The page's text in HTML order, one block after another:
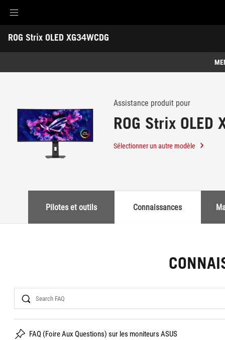
Accessibility links
Aller au contenu
Accessibilité
Aller au Menu
ASUS Footer
ROG Strix OLED XG34WCDG
Galerie
Où acheter
Assistance produit pour
ROG Strix OLED
Sélectionner un autre modèle
Pilotes et outils Connaissances
Search
FAQ (Foire Aux Questions) sur les moniteurs ASUS